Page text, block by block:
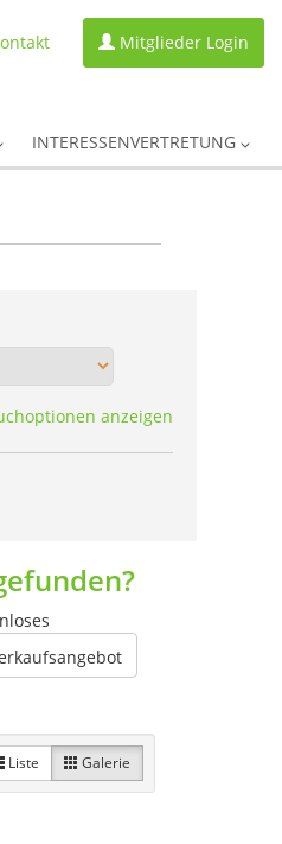
Mitglieder Login
INTERESSENVERTRETUNG
anzeigen
Liste Galerie